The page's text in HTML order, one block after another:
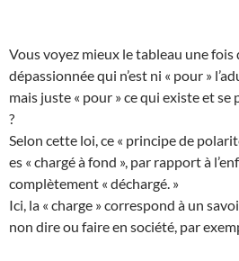
Vous voyez mieux le tableau une
dépassionnée qui n’est ni « pour »
mais juste « pour » ce qui existe et se
?
Selon cette loi, ce « principe de
es « chargé à fond », par rapport à
complètement « déchargé. »
Ici, la « charge » correspond à un
non dire ou faire en société, par